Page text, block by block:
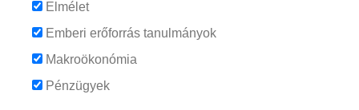
Elmélet
Emberi erőforrás tanulmányok
Makroökonómia
Pénzügyek